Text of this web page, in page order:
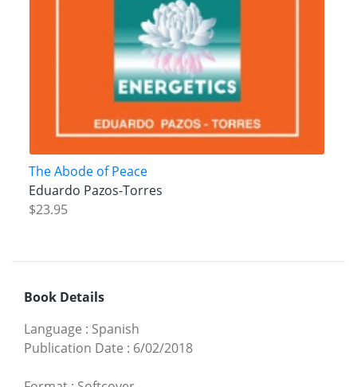
The Abode of Peace
Eduardo Pazos-Torres
$23.95
Book Details
Language : Spanish
Publication Date : 6/02/2018